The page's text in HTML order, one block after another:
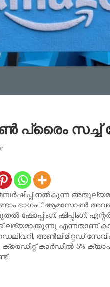
സച്ച് മേ
നല്‍കുന്ന
ഭാഗം് ആമസോണ്‍
ഷോപ്പിംഗ്,
എന്നതാണ്
അണ്‍ലിമിറ്റഡ്
കാര്‍ഡില്‍ 5%